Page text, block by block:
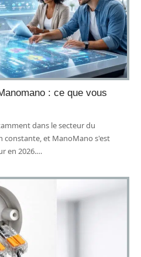
: ce que vous
dans le secteur du
constante, et ManoMano s'est
en 2026.…